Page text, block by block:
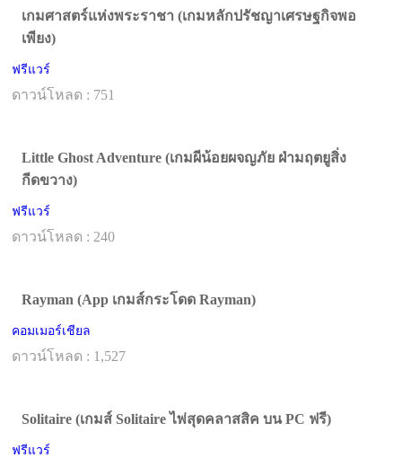
เกมศาสตร์แห่งพระราชา (เกมหลักปรัชญาเศรษฐกิจพอ
เพียง)
ฟรีแวร์
ดาวน์โหลด : 751
Little Ghost Adventure (เกมผีน้อยผจญภัย ฝ่ามฤตยูสิ่ง
กีดขวาง)
ฟรีแวร์
ดาวน์โหลด : 240
Rayman (App เกมส์กระโดด Rayman)
คอมเมอร์เชียล
ดาวน์โหลด : 1,527
Solitaire (เกมส์ Solitaire ไพ่สุดคลาสสิค บน PC ฟรี)
ฟรีแวร์